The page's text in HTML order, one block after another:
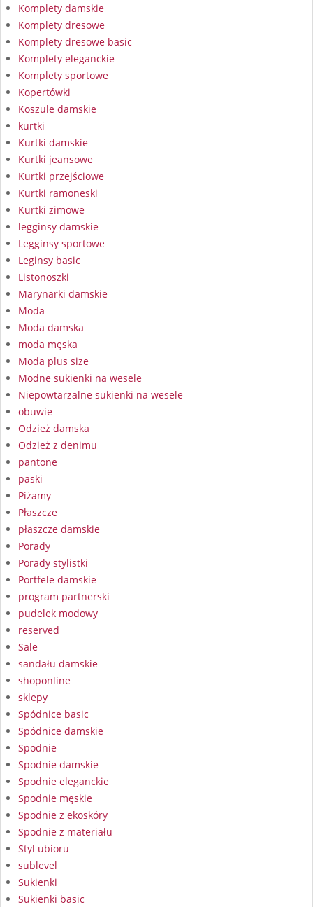
Komplety damskie
Komplety dresowe
Komplety dresowe basic
Komplety eleganckie
Komplety sportowe
Kopertówki
Koszule damskie
kurtki
Kurtki damskie
Kurtki jeansowe
Kurtki przejściowe
Kurtki ramoneski
Kurtki zimowe
legginsy damskie
Legginsy sportowe
Leginsy basic
Listonoszki
Marynarki damskie
Moda
Moda damska
moda męska
Moda plus size
Modne sukienki na wesele
Niepowtarzalne sukienki na wesele
obuwie
Odzież damska
Odzież z denimu
pantone
paski
Piżamy
Płaszcze
płaszcze damskie
Porady
Porady stylistki
Portfele damskie
program partnerski
pudelek modowy
reserved
Sale
sandału damskie
shoponline
sklepy
Spódnice basic
Spódnice damskie
Spodnie
Spodnie damskie
Spodnie eleganckie
Spodnie męskie
Spodnie z ekoskóry
Spodnie z materiału
Styl ubioru
sublevel
Sukienki
Sukienki basic